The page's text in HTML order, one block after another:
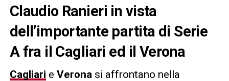
Claudio Ranieri in vista
dell’importante partita di Serie
A fra il Cagliari ed il Verona
Cagliari e Verona si affrontano nella